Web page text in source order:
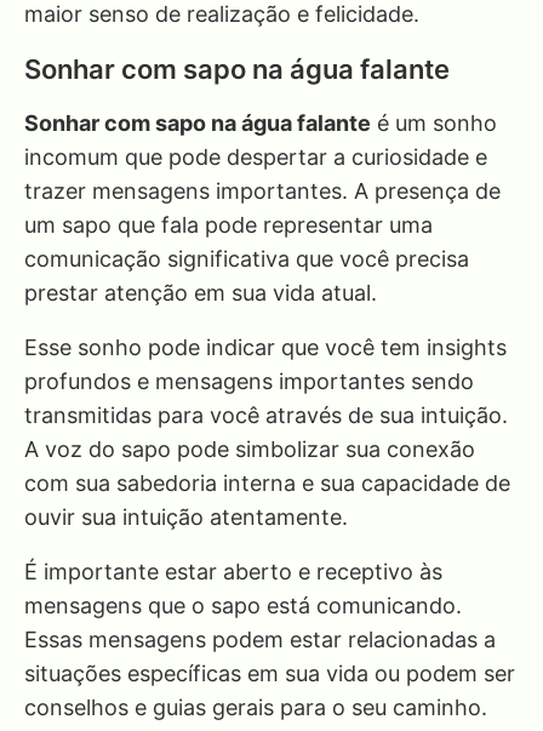
maior senso de realização e felicidade.
Sonhar com sapo na água falante
Sonhar com sapo na água falante é um sonho
incomum que pode despertar a curiosidade e
trazer mensagens importantes. A presença de
um sapo que fala pode representar uma
comunicação significativa que você precisa
prestar atenção em sua vida atual.
Esse sonho pode indicar que você tem insights
profundos e mensagens importantes sendo
transmitidas para você através de sua intuição.
A voz do sapo pode simbolizar sua conexão
com sua sabedoria interna e sua capacidade de
ouvir sua intuição atentamente.
É importante estar aberto e receptivo às
mensagens que o sapo está comunicando.
Essas mensagens podem estar relacionadas a
situações específicas em sua vida ou podem ser
conselhos e guias gerais para o seu caminho.